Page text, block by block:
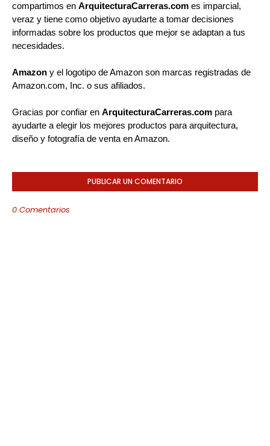
compartimos en ArquitecturaCarreras.com es imparcial,
veraz y tiene como objetivo ayudarte a tomar decisiones
informadas sobre los productos que mejor se adaptan a tus
necesidades.
Amazon y el logotipo de Amazon son marcas registradas de
Amazon.com, Inc. o sus afiliados.
Gracias por confiar en ArquitecturaCarreras.com para
ayudarte a elegir los mejores productos para arquitectura,
diseño y fotografía de venta en Amazon.
PUBLICAR UN COMENTARIO
0 Comentarios